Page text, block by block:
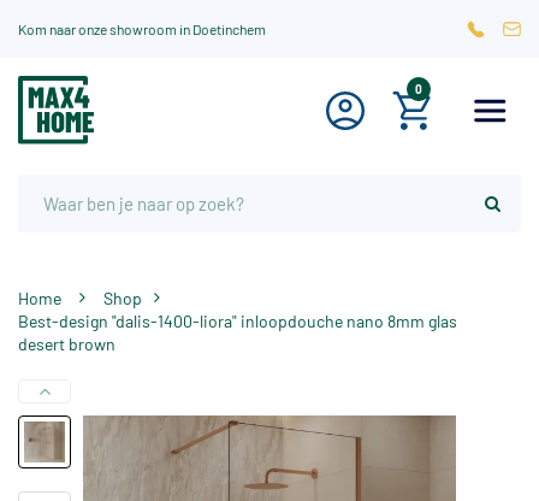
Kom naar onze showroom in Doetinchem
0
Home
Shop
Best-design "dalis-1400-liora" inloopdouche nano 8mm glas
desert brown